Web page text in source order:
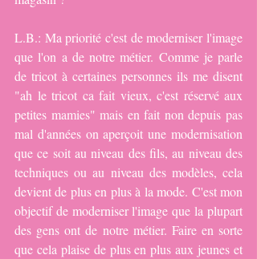
L.B.: Ma priorité c'est de moderniser l'image
que l'on a de notre métier. Comme je parle
de tricot à certaines personnes ils me disent
"ah le tricot ca fait vieux, c'est réservé aux
petites mamies" mais en fait non depuis pas
mal d'années on aperçoit une modernisation
que ce soit au niveau des fils, au niveau des
techniques ou au niveau des modèles, cela
devient de plus en plus à la mode. C'est mon
objectif de moderniser l'image que la plupart
des gens ont de notre métier. Faire en sorte
que cela plaise de plus en plus aux jeunes et